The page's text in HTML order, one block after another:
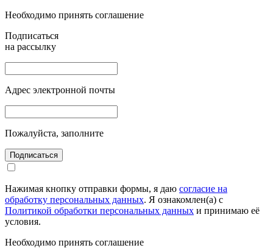
Необходимо принять соглашение
Подписаться
на рассылку
Адрес электронной почты
Пожалуйста, заполните
Подписаться
Нажимая кнопку отправки формы, я даю согласие на
обработку персональных данных. Я ознакомлен(а) с
Политикой обработки персональных данных и принимаю её
условия.
Необходимо принять соглашение